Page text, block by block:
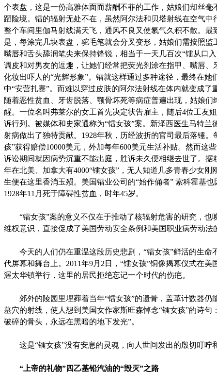
个表盘，这是一份高雅体面而薪酬不菲的工作，姑娘们却丝毫
蹈险境。镭的辐射无处不在，虽然阿尔法和贝塔射线在空气中
整个车间里伽马射线满天飞，通风不良又使氡气久积不散。最
是，每涂完几块表盘，驼毛笔就会分叉变形，姑娘们需按照监
嘴唇和舌头舔润笔尖来保持锋锐，相当于一天几百次“镭从口
调皮和对男友的逗趣，让她们经常把荧光剂涂在指甲、嘴唇、
化妆出吓人的“光辉形象”。镭就这样通过多种途径，最终在她
中“安营扎寨”。而难以穿过皮肤的阿尔法射线在体内就变成了
随着恶性贫血、牙齿脱落、颚骨坏死等病症普遍出现，姑娘们
醒。一位名叫弗莱尔的女工首先决定状告雇主，随后4位工友
诉行列。被媒体和史家通称为“镭女孩”案。新泽西医生马特兰
射病做出了独特贡献。1928年秋，历经波折的官司最后落锤。
孩”获得赔偿10000美元，外加每年600美元生活补贴。然而这
诉讼期间就因病势沉重不能出庭，胜诉未久便相继去世了。据
年在北美、加拿大有4000“镭女孩”，无人知道几多青春少女刚
生便在这里香消玉殒。美国镭业公司的“始作俑者” 索科霍基也
1928年11月死于障碍性贫血，时年45岁。
“镭女孩”案的意义不仅在于推动了核辐射危害的研究，也
维权意识，直接促成了美国劳动安全条例和美国职业病劳动法
今天的人们仍在重温这段历史悲剧，“镭女孩”鲜活的生命
代屏幕和舞台上。2011年9月2日，“镭女孩”铜像揭幕仪式在美
渥太华镇举行，这里的居民拒绝忘记一个时代的伤疤。
郊外的陵园里埋葬着当年“镭女孩”的遗骨，盖革计数器仍
墓穴的射线，使人想到美国女作家斯旺森悼念“镭女孩”的诗句
破碎的骨头，永远在黑暗的地下发光”。
这是“镭女孩”没有安息的灵魂，向人世间发出的殷切叮咛
“上帝的礼物”四乙基铅汽油的“毁灭”之路